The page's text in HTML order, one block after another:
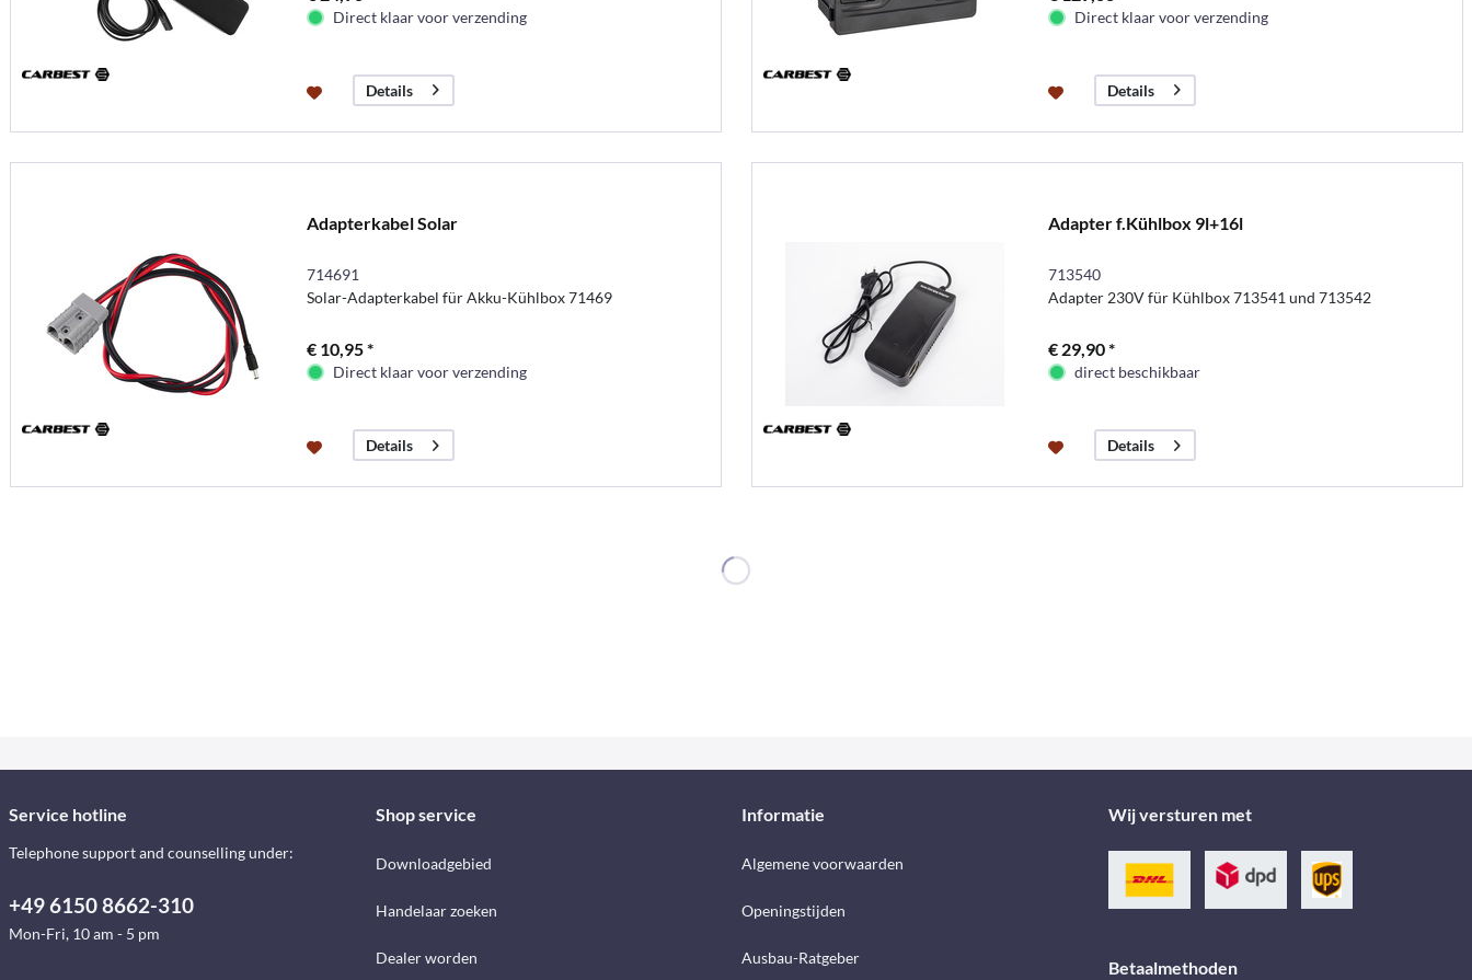
Direct klaar voor verzending
Details
Direct klaar voor verzending
Details
Adapterkabel Solar
714691
Solar-Adapterkabel für Akku-Kühlbox 71469
€ 10,95 *
Direct klaar voor verzending
Details
Adapter f.Kühlbox 9l+16l
713540
Adapter 230V für Kühlbox 713541 und 713542
€ 29,90 *
direct beschikbaar
Details
Service hotline
Telephone support and counselling under:
+49 6150 8662-310
Mon-Fri, 10 am - 5 pm
Shop service
Downloadgebied
Handelaar zoeken
Dealer worden
Informatie
Algemene voorwaarden
Openingstijden
Ausbau-Ratgeber
Wij versturen met
Betaalmethoden